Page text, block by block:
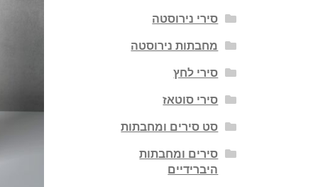
סירי נירוסטה
מחבתות נירוסטה
סירי לחץ
סירי סוטאז
סט סירים ומחבתות
סירים ומחבתות
היברידיים